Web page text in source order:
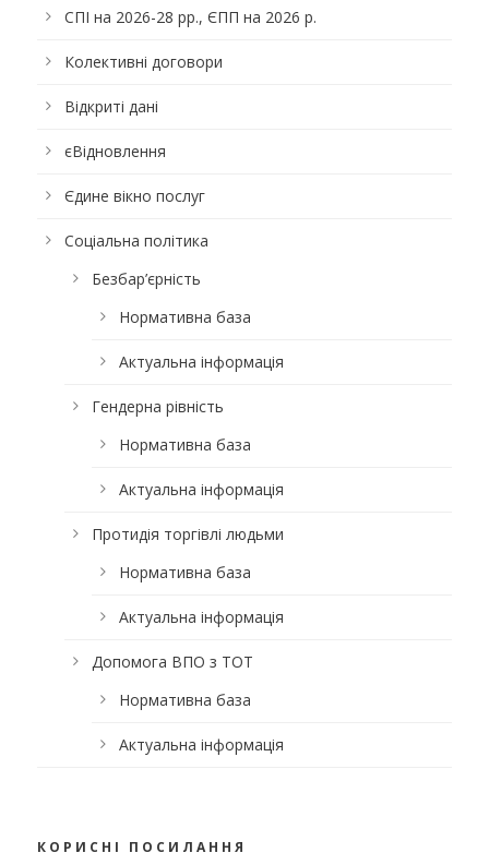
СПІ на 2026-28 рр., ЄПП на 2026 р.
Колективні договори
Відкриті дані
єВідновлення
Єдине вікно послуг
Соціальна політика
Безбар’єрність
Нормативна база
Актуальна інформація
Гендерна рівність
Нормативна база
Актуальна інформація
Протидія торгівлі людьми
Нормативна база
Актуальна інформація
Допомога ВПО з ТОТ
Нормативна база
Актуальна інформація
КОРИСНІ ПОСИЛАННЯ